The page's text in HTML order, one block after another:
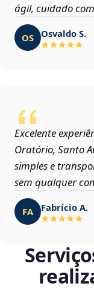
ágil, cuidado
OS Osvaldo S.
Excelente
Oratório, Santo
simples e
sem qualquer
FA Fabrício A.